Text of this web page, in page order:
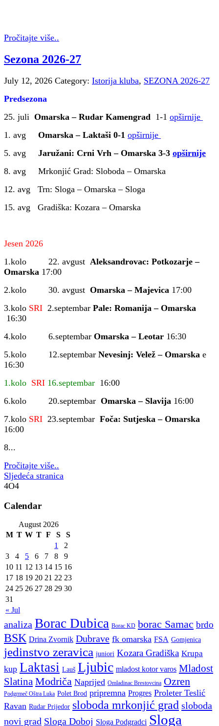
Pročitajte više..
Sezona 2026-27
July 12, 2026 Category: Istorija kluba, SEZONA 2026-27
Predsezona
25. juli Omarska – Rudar Kamengrad 1-1 opširnije
1. avg Omarska – Laktaši 0-1 opširnije
5. avg Jaružani: Crni Vrh – Omarska 3-3 opširnije
8. avg Mrkonjić Grad: Sloboda – Omarska
12. avg Trn: Sloga – Omarska – Sloga
15. avg Gradiška: Kozara – Omarska
Jesen 2026
1.kolo 22. avgust Aleksandrovac: Potkozarje –
Omarska 17:00
2.kolo 30. avgust Omarska – Majevica 17:00
3.kolo SRI 2.septembar Pale: Romanija – Omarska
16:30
4.kolo 6.septembar Omarska – Leotar 16:30
5.kolo 12.septembar Nevesinj: Velež – Omarska e
16:30
1.kolo SRI 16.septembar 16:00
6.kolo 20.septembar Omarska – Slavija 16:00
7.kolo SRI 23.septembar Foča: Sutjeska – Omarska
16:00
8...
Pročitajte više..
Sljedeća stranica
4O4
Calendar
August 2026
M T W T F S S
« Jul
1
2
3
4 5 6 7 8
9
10 11 12 13 14 15 16
17 18 19 20 21 22 23
24 25 26 27 28 29 30
31
analiza Borac Dubica Borac KD borac Samac brdo
BSK Drina Zvornik Dubrave fk omarska FSA Gomjenica
jedinstvo zeravica juniori Kozara Gradiška Krupa
kup Laktasi Lauš Ljubic mladost kotor varos Mladost
Slatina Modriča Naprijed Omladinac Brestovcina Ozren
Podgrmeč Oštra Luka Polet Brod pripremna Progres Proleter Teslić
Ravan Rudar Prijedor sloboda mrkonjić grad sloboda
novi grad Sloga Doboj Sloga Podgradci Sloga